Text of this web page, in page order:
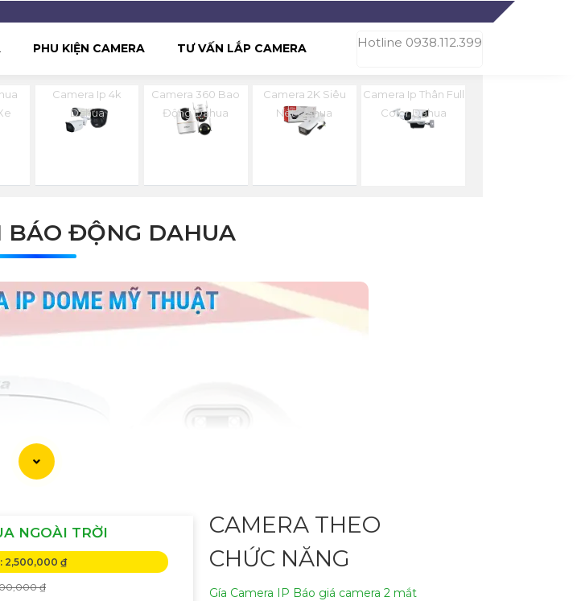
Hotline 0938.112.399
PHU KIỆN CAMERA TƯ VẤN LẮP CAMERA
Camera Ip 4k
Dahua
Camera 360 Bao
Động Dahua
Camera 2K Siêu
Nét Dahua
Camera Ip Thân Full
Color Dahua
BÁO ĐỘNG DAHUA
NGOÀI TRỜI
2,500,000 ₫
₫
CAMERA THEO
CHỨC NĂNG
Gía Camera IP Báo giá camera 2 mắt